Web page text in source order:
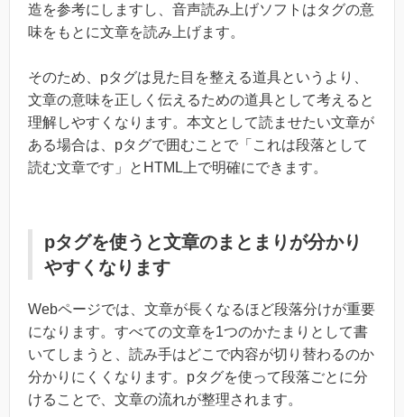
造を参考にしますし、音声読み上げソフトはタグの意
味をもとに文章を読み上げます。
そのため、pタグは見た目を整える道具というより、
文章の意味を正しく伝えるための道具として考えると
理解しやすくなります。本文として読ませたい文章が
ある場合は、pタグで囲むことで「これは段落として
読む文章です」とHTML上で明確にできます。
pタグを使うと文章のまとまりが分かり
やすくなります
Webページでは、文章が長くなるほど段落分けが重要
になります。すべての文章を1つのかたまりとして書
いてしまうと、読み手はどこで内容が切り替わるのか
分かりにくくなります。pタグを使って段落ごとに分
けることで、文章の流れが整理されます。